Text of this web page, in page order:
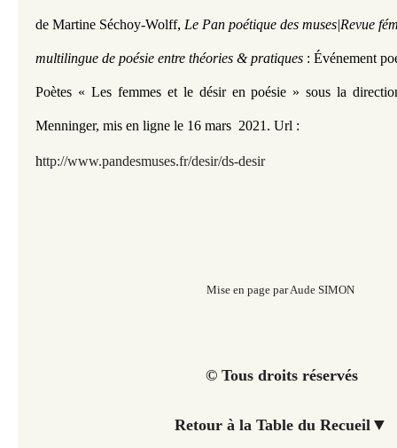
de Martine Séchoy-Wolff, Le Pan poétique des muses|Revue
multilingue de poésie entre théories & pratiques : Événement
Poètes « Les femmes et le désir en poésie » sous la
Menninger, mis en ligne le 16 mars 2021. Url :
http://www.pandesmuses.fr/desir/ds-desir
Mise en page par Aude SIMON
© Tous droits réservés
Retour à la Table du Recueil ▼